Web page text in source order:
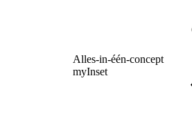
Alles-in-één-concept
myInset